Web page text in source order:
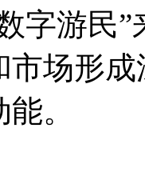
字游民
市场形
。